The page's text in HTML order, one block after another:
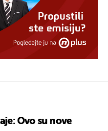
Ovo su nove